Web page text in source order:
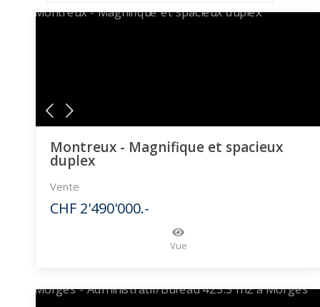
Montreux - Magnifique et spacieux
duplex
Vente
CHF 2'490'000.-
Vue